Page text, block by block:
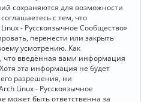
сохраняются для возможности
с тем, что
- Русскоязычное Сообщество»
перенести или закрыть
усмотрению. Как
что введённая вами информация
эта информация не будет
разрешения, ни
Linux - Русскоязычное
может быть ответственна за